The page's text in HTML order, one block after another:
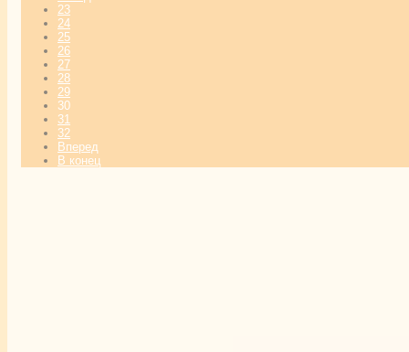
23
24
25
26
27
28
29
30
31
32
Вперед
В конец